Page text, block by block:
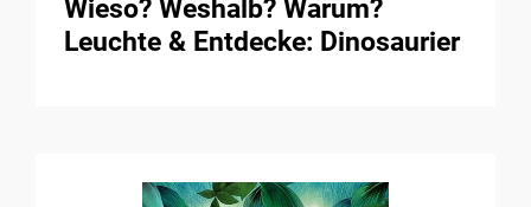
Wieso? Weshalb? Warum?
Leuchte & Entdecke: Dinosaurier